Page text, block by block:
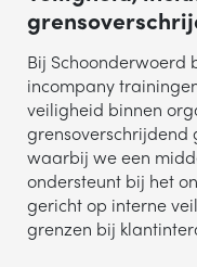
Bij Schoonderwoerd
incompany
veiligheid binnen
grensoverschrijdend
waarbij we een
ondersteunt bij het
gericht op interne
grenzen bij